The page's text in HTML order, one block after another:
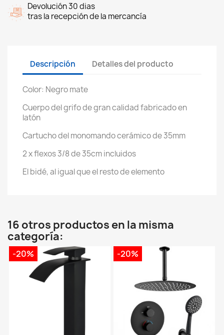
Devolución 30 dias
tras la recepción de la mercancía
Descripción Detalles del producto
Color: Negro mate
Cuerpo del grifo de gran calidad fabricado en
latón
Cartucho del monomando cerámico de 35mm
2 x flexos 3/8 de 35cm incluidos
El bidé, al igual que el resto de elemento
16 otros productos en la misma
categoría:
-20% -20%